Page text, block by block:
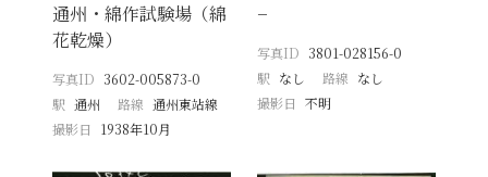
通州・綿作試験場（綿
花乾燥）
写真ID 3602-005873-0
駅 通州 路線 通州東站線
撮影日
1938年10月
−
写真ID 3801-028156-0
駅 なし 路線 なし
撮影日 不明